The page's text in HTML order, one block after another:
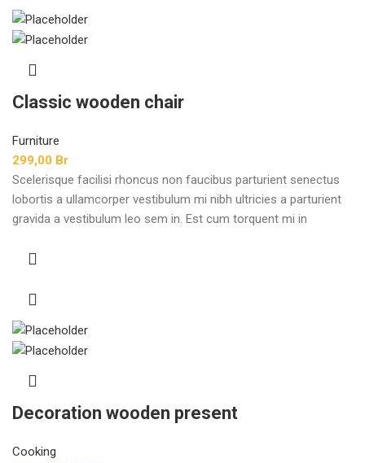
Classic wooden chair
Furniture
299,00 Br
Scelerisque facilisi rhoncus non faucibus parturient senectus
lobortis a ullamcorper vestibulum mi nibh ultricies a parturient
gravida a vestibulum leo sem in. Est cum torquent mi in
adipiscing.
Decoration wooden present
Cooking